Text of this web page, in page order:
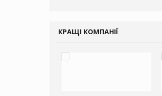
КРАЩІ КОМПАНІЇ